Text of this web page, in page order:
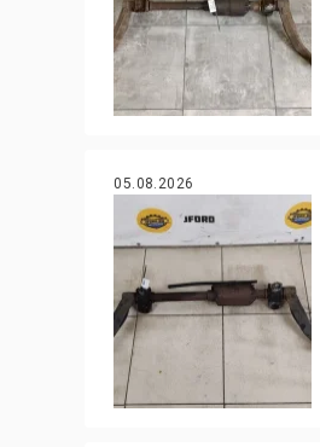
05.08.2026